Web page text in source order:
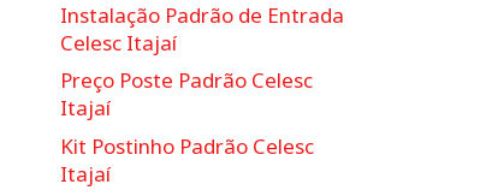
Instalação Padrão de Entrada
Celesc Itajaí
Preço Poste Padrão Celesc
Itajaí
Kit Postinho Padrão Celesc
Itajaí